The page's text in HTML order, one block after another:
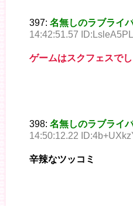
397: 名無しのラブライ
14:42:51.57 ID:LsleA5PL
ゲームはスクフェスでし
398: 名無しのラブライ
14:50:12.22
辛辣なツッコミ